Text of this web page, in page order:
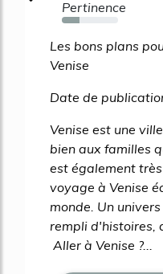
Pertinence
32%
Les bons plans
Venise
Date de
Venise est une
bien aux familles
est également
voyage à Venise
monde. Un
rempli d'histoires,
Aller à Venise ?...